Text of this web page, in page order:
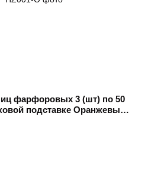
фарфоровых 3 (шт) по 50
подставке Оранжевый